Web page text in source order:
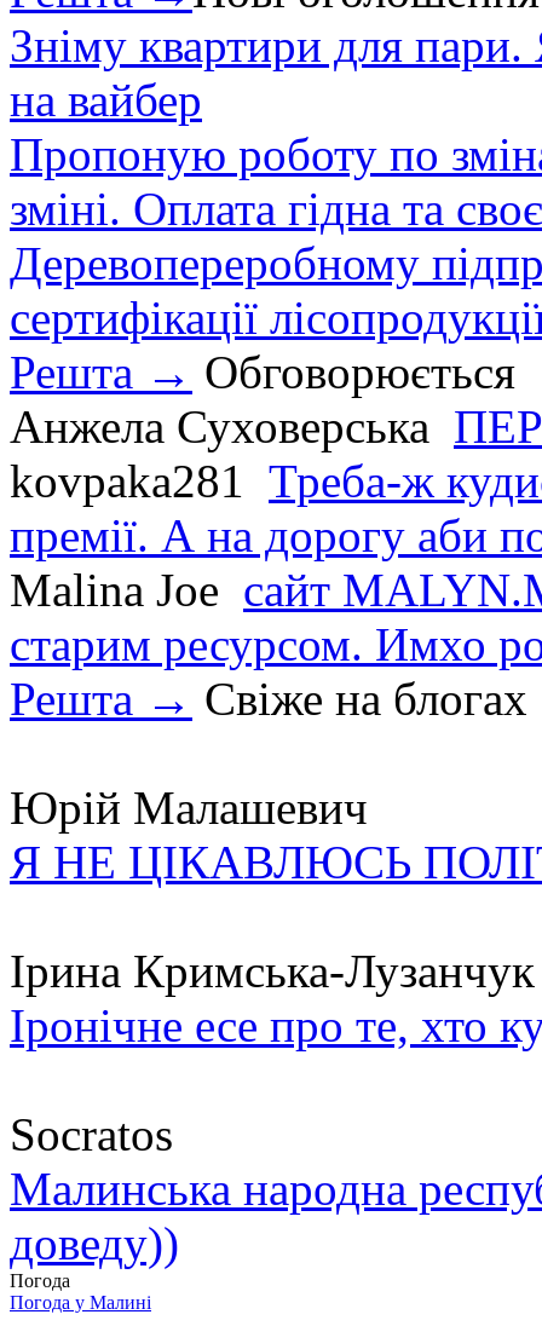
Зніму квартири для
на вайбер
Пропоную роботу по
зміні. Оплата гідна та
Деревопереробному
сертифікації
Решта → Обговорюється
Анжела Суховерська
kovpaka281 Треба-ж
премії. А на дорогу аби
Malina Joe сайт
старим ресурсом. Имхо
Решта → Свіже на блогах
Юрій Малашевич
Я НЕ ЦІКАВЛЮСЬ
Ірина Кримська-Лузанчук
Іронічне есе про те, хто
Socratos
Малинська народна
доведу))
Погода
Погода у Малині